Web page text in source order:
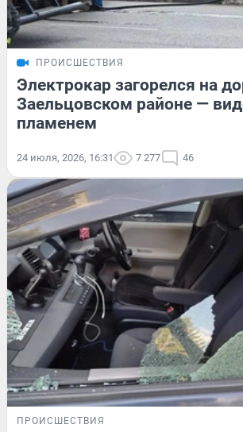
ПРОИСШЕСТВИЯ
Электрокар загорелся на
Заельцовском районе —
пламенем
24 июля, 2026, 16:31 7 277 46
ПРОИСШЕСТВИЯ